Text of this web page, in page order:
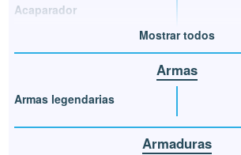
Acaparador
Mostrar todos
Armas
Armas legendarias
Armaduras